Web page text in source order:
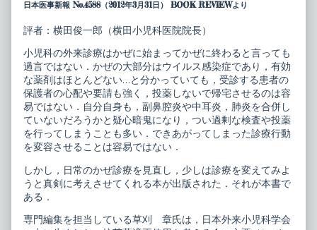
ピ
シ
20
か
ぜ
症
候
群
と
合
併
症
on
author
小
科
臨
床
ピ
ク
シ
ス
20
か
ぜ
群
と
症,
日本医事新報 No.4588（2012年3月31日） BOOK REVIEWより
評者：横田俊一郎（横田小児科医院院長）
小児科の外来診療はかぜに始まってかぜに終わると言っても
過言ではない．かぜの大部分はウイルス感染症であり，有効
な薬剤はほとんどない…と分かっていても，受診する患者の
保護者の心配や要請も強く，投薬しないで帰宅させるのは容
易ではない．自分自身も，副鼻腔炎や中耳炎，肺炎を合併し
ていないだろうかと疑心暗鬼になり，つい過剰な検査や投薬
を行ってしまうことも多い．できあがってしまった診療行動
を変容させることは容易ではない．
しかし，日常のかぜ診療を見直し，少しは診療を変えてみよ
うと真剣に考えさせてくれる本が出版された．それが本書で
ある．
専門編集を担当している草刈 章氏は，日本外来小児科学会